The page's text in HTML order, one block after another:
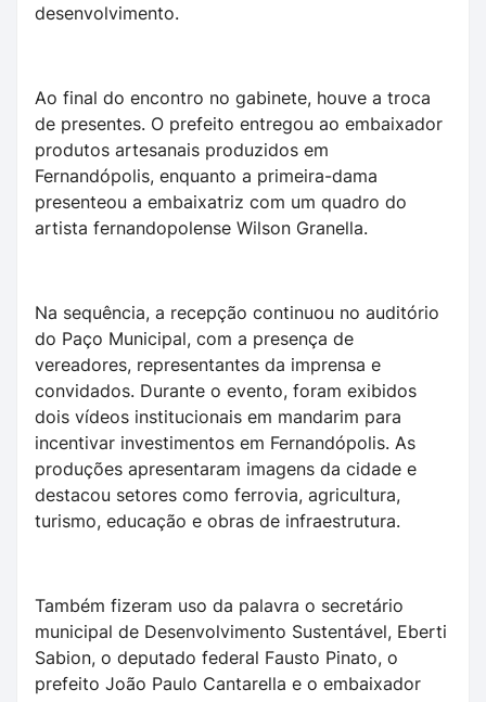
desenvolvimento.
Ao final do encontro no gabinete, houve a troca
de presentes. O prefeito entregou ao embaixador
produtos artesanais produzidos em
Fernandópolis, enquanto a primeira-dama
presenteou a embaixatriz com um quadro do
artista fernandopolense Wilson Granella.
Na sequência, a recepção continuou no auditório
do Paço Municipal, com a presença de
vereadores, representantes da imprensa e
convidados. Durante o evento, foram exibidos
dois vídeos institucionais em mandarim para
incentivar investimentos em Fernandópolis. As
produções apresentaram imagens da cidade e
destacou setores como ferrovia, agricultura,
turismo, educação e obras de infraestrutura.
Também fizeram uso da palavra o secretário
municipal de Desenvolvimento Sustentável, Eberti
Sabion, o deputado federal Fausto Pinato, o
prefeito João Paulo Cantarella e o embaixador